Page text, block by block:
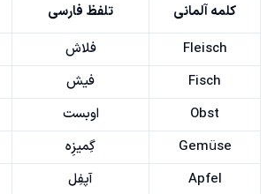
کلمه آلمانی تلفظ فارسی
Fleisch
فلاش
Fisch
فیش
Obst
اوبست
Gemüse
گِمیزِه
Apfel
آپفِل